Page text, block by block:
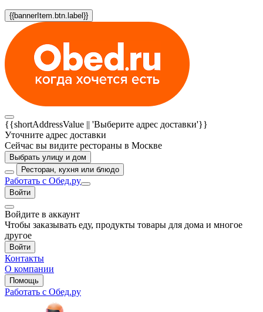
{{bannerItem.btn.label}}
{{shortAddressValue || 'Выберите адрес доставки'}}
Уточните адрес доставки
Сейчас вы видите рестораны в Москве
Выбрать улицу и дом
Ресторан, кухня или блюдо
Работать с Обед.ру
Войти
Войдите в аккаунт
Чтобы заказывать еду, продукты товары для дома и многое
другое
Войти
Контакты
О компании
Помощь
Работать с Обед.ру